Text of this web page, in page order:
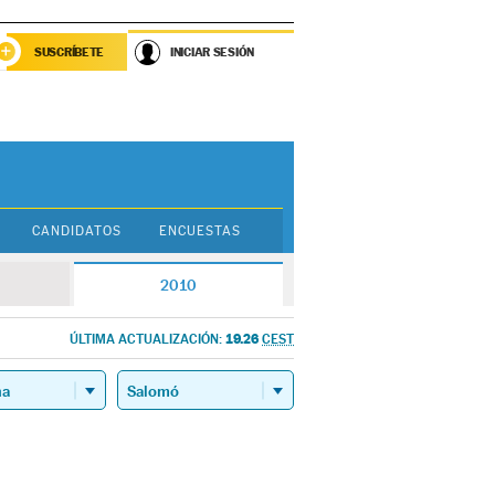
SUSCRÍBETE INICIAR SESIÓN
CANDIDATOS ENCUESTAS
2010
ÚLTIMA ACTUALIZACIÓN: 19.26 CEST